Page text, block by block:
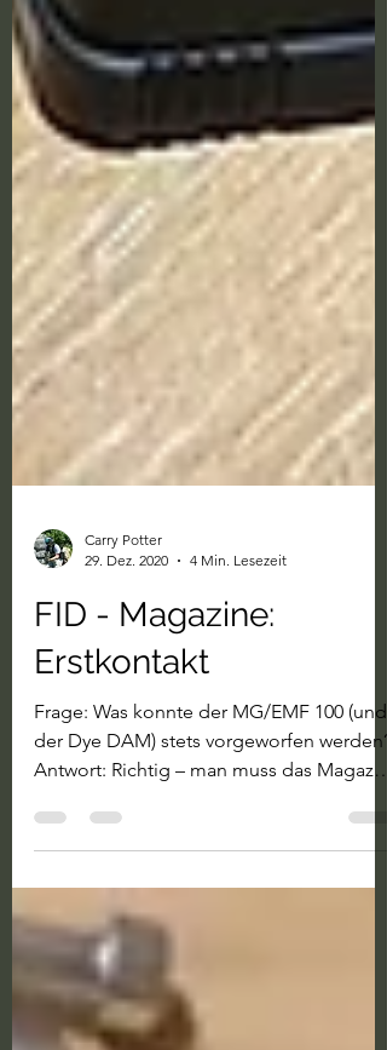
Carry Potter
29. Dez. 2020
4 Min. Lesezeit
FID - Magazine:
Erstkontakt
Frage: Was konnte der MG/EMF 100 (und
Antwort: Richtig – man muss das Magazin
wenden, während...